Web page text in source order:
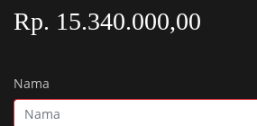
Rp. 15.340.000,00
Nama